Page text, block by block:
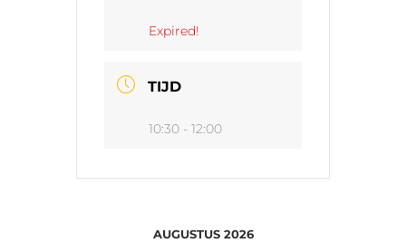
Expired!
TIJD
10:30 - 12:00
AUGUSTUS 2026